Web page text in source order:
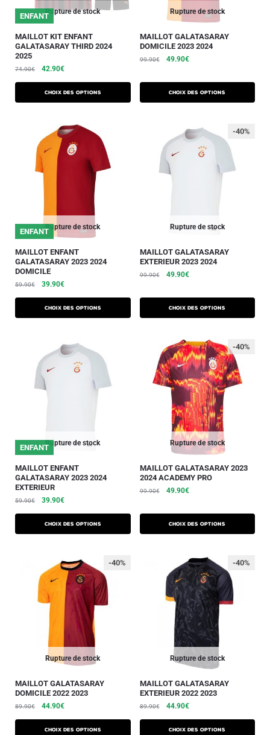
Rupture de stock
ENFANT
MAILLOT KIT ENFANT
GALATASARAY THIRD 2024
2025
74.90€ 42.90€
Choix des options
Rupture de stock
MAILLOT GALATASARAY
DOMICILE 2023 2024
99.90€ 49.90€
Choix des options
Rupture de stock
ENFANT
MAILLOT ENFANT
GALATASARAY 2023 2024
DOMICILE
59.90€ 39.90€
Choix des options
Rupture de stock
-40%
MAILLOT GALATASARAY
EXTERIEUR 2023 2024
99.90€ 49.90€
Choix des options
Rupture de stock
ENFANT
MAILLOT ENFANT
GALATASARAY 2023 2024
EXTERIEUR
59.90€ 39.90€
Choix des options
Rupture de stock
-40%
MAILLOT GALATASARAY 2023
2024 ACADEMY PRO
99.90€ 49.90€
Choix des options
Rupture de stock
-40%
MAILLOT GALATASARAY
DOMICILE 2022 2023
89.90€ 44.90€
Choix des options
Rupture de stock
-40%
MAILLOT GALATASARAY
EXTERIEUR 2022 2023
89.90€ 44.90€
Choix des options